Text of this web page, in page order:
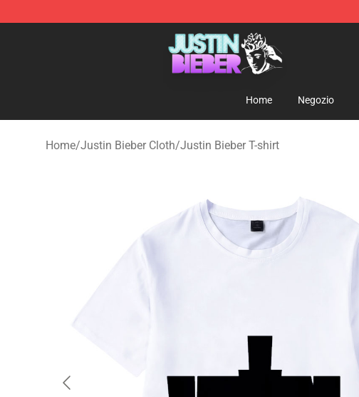
Justin Bieber Store - Official Justin Bieber Merchandise Shop
Home Negozio
Home/Justin Bieber Cloth/Justin Bieber T-shirt